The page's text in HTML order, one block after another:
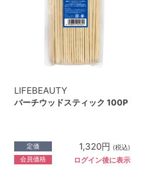
LIFEBEAUTY
バーチウッドスティック 100P
定価 1,320円 (税込)
会員価格 ログイン後に表示